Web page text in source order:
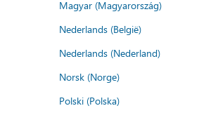
Magyar (Magyarország)
Nederlands (België)
Nederlands (Nederland)
Norsk (Norge)
Polski (Polska)